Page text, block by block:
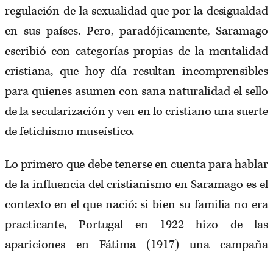
regulación de la sexualidad que por la desigualdad
en sus países. Pero, paradójicamente, Saramago
escribió con categorías propias de la mentalidad
cristiana, que hoy día resultan incomprensibles
para quienes asumen con sana naturalidad el sello
de la secularización y ven en lo cristiano una suerte
de fetichismo museístico.
Lo primero que debe tenerse en cuenta para hablar
de la influencia del cristianismo en Saramago es el
contexto en el que nació: si bien su familia no era
practicante, Portugal en 1922 hizo de las
apariciones en Fátima (1917) una campaña